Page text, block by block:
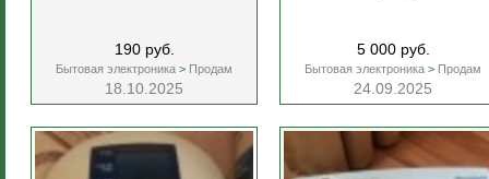
190 руб.
Бытовая электроника > Продам
18.10.2025
5 000 руб.
Бытовая электроника > Продам
24.09.2025